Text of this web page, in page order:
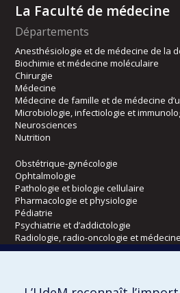
La Faculté de médecine
Départements
Anesthésiologie et de médecine de la
Biochimie et médecine moléculaire
Chirurgie
Médecine
Médecine de famille et de médecine
Microbiologie, infectiologie et
Neurosciences
Nutrition
Obstétrique-gynécologie
Ophtalmologie
Pathologie et biologie cellulaire
Pharmacologie et physiologie
Pédiatrie
Psychiatrie et d’addictologie
Radiologie, radio-oncologie et